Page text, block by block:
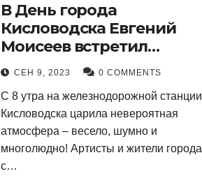
В День города
Кисловодска Евгений
Моисеев встретил
прибывший поезд с
туристами.
СЕН 9, 2023 0 COMMENTS
С 8 утра на железнодорожной станции
Кисловодска царила невероятная
атмосфера – весело, шумно и
многолюдно! Артисты и жители города
с…